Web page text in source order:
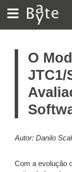
BATE
BYTE
O
JTC1/
Autor: Danilo
Com a evolução